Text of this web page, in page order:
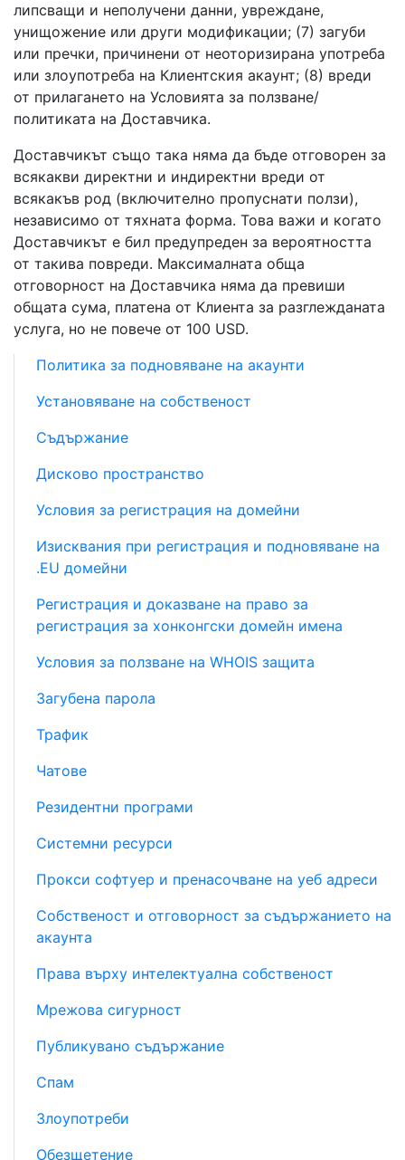
липсващи и неполучени данни, увреждане,
унищожение или други модификации; (7) загуби
или пречки, причинени от неоторизирана употреба
или злоупотреба на Клиентския акаунт; (8) вреди
от прилагането на Условията за ползване/
политиката на Доставчика.
Доставчикът също така няма да бъде отговорен за
всякакви директни и индиректни вреди от
всякакъв род (включително пропуснати ползи),
независимо от тяхната форма. Това важи и когато
Доставчикът е бил предупреден за вероятността
от такива повреди. Максималната обща
отговорност на Доставчика няма да превиши
общата сума, платена от Клиента за разглежданата
услуга, но не повече от 100 USD.
Политика за подновяване на акаунти
Установяване на собственост
Съдържание
Дисково пространство
Условия за регистрация на домейни
Изисквания при регистрация и подновяване на
.EU домейни
Регистрация и доказване на право за
регистрация за хонконгски домейн имена
Условия за ползване на WHOIS защита
Загубена парола
Трафик
Чатове
Резидентни програми
Системни ресурси
Прокси софтуер и пренасочване на уеб адреси
Собственост и отговорност за съдържанието на
акаунта
Права върху интелектуална собственост
Мрежова сигурност
Публикувано съдържание
Спам
Злоупотреби
Обезщетение